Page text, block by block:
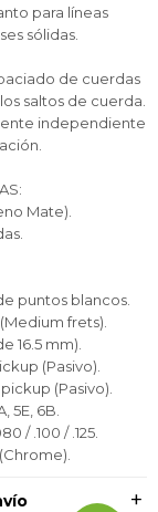
para líneas
sólidas.
de cuerdas
saltos de cuerda.
independiente
Mate).
puntos blancos.
frets).
16.5 mm).
(Pasivo).
(Pasivo).
5E, 6B.
/ .100 / .125.